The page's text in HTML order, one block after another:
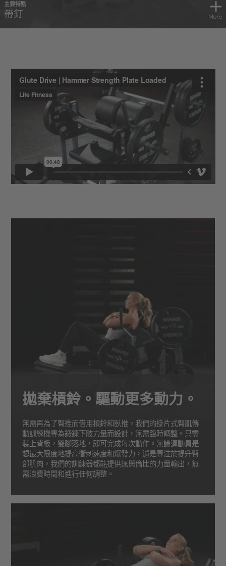
主要特點
帶釘 More
拋棄槓鈴。驅動更多動力。
無需再為了臀推而借用槓鈴和臥推。我們的掛片式臀肌傳
動訓練機專為鍛鍊下肢力量而設計，無需臨時調整。只需
裝上背板，雙腳落地，即可完成每次動作。無論運動員是
想最大限度地提高衝刺速度和爆發力，還是專注於提升臀
部肌肉，我們的訓練器都能提供無與倫比的力量輸出，無
需浪費時間和進行任何調整。